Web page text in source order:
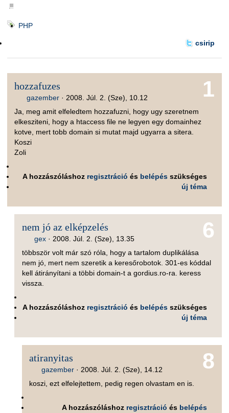
■
PHP
csirip
1
hozzafuzes
gazember · 2008. Júl. 2. (Sze), 10.12
Ja, meg amit elfeledtem hozzafuzni, hogy ugy szeretnem
elkesziteni, hogy a htaccess file ne legyen egy domainhez
kotve, mert tobb domain si mutat majd ugyarra a sitera.
Koszi
Zoli
A hozzászóláshoz regisztráció és belépés szükséges
új téma
6
nem jó az elképzelés
gex· 2008. Júl. 2. (Sze), 13.35
többször volt már szó róla, hogy a tartalom duplikálása
nem jó, mert nem szeretik a keresőrobotok. 301-es kóddal
kell átirányítani a többi domain-t a gordius.ro-ra. keress
vissza.
A hozzászóláshoz regisztráció és belépés szükséges
új téma
8
atiranyitas
gazember· 2008. Júl. 2. (Sze), 14.12
koszi, ezt elfelejtettem, pedig regen olvastam en is.
A hozzászóláshoz regisztráció és belépés